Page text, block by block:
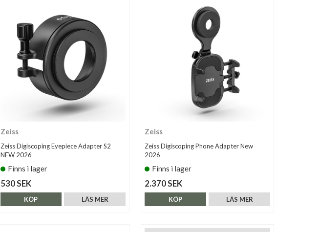
Zeiss
Zeiss Digiscoping Eyepiece Adapter S2
NEW 2026
Finns i lager
530 SEK
LÄS MER
KÖP
Zeiss
Zeiss Digiscoping Phone Adapter New
2026
Finns i lager
2.370 SEK
LÄS MER
KÖP